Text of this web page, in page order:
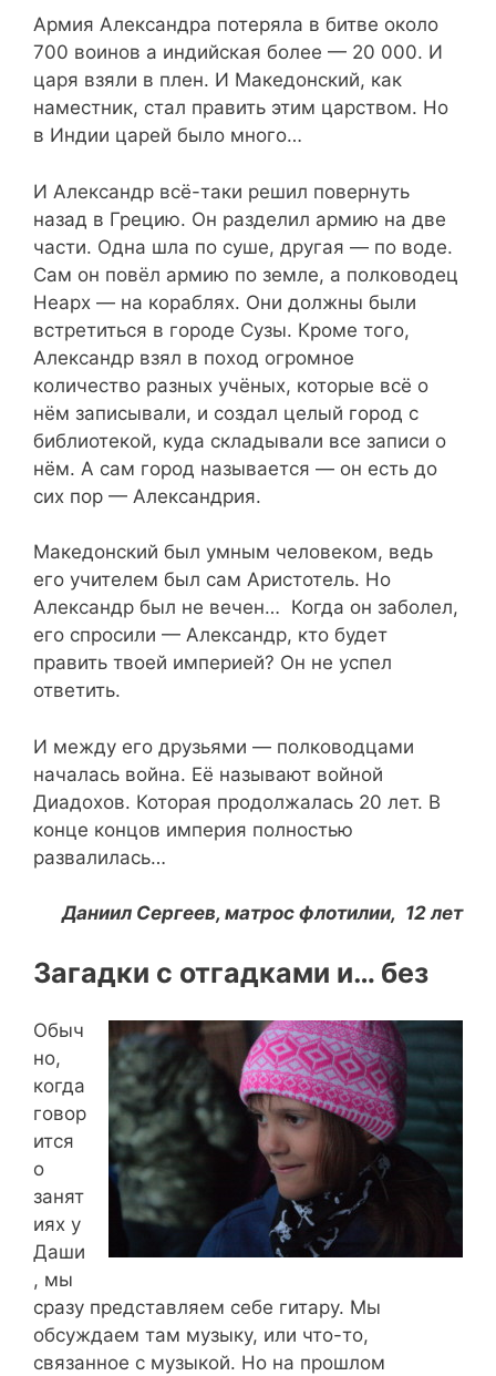
Армия Александра потеряла в битве около
700 воинов а индийская более — 20 000. И
царя взяли в плен. И Македонский, как
наместник, стал править этим царством. Но
в Индии царей было много…
И Александр всё-таки решил повернуть
назад в Грецию. Он разделил армию на две
части. Одна шла по суше, другая — по воде.
Сам он повёл армию по земле, а полководец
Неарх — на кораблях. Они должны были
встретиться в городе Сузы. Кроме того,
Александр взял в поход огромное
количество разных учёных, которые всё о
нём записывали, и создал целый город с
библиотекой, куда складывали все записи о
нём. А сам город называется — он есть до
сих пор — Александрия.
Македонский был умным человеком, ведь
его учителем был сам Аристотель. Но
Александр был не вечен… Когда он заболел,
его спросили — Александр, кто будет
править твоей империей? Он не успел
ответить.
И между его друзьями — полководцами
началась война. Её называют войной
Диадохов. Которая продолжалась 20 лет. В
конце концов империя полностью
развалилась…
Даниил Сергеев, матрос флотилии, 12 лет
Загадки с отгадками и… без
Обыч
но,
когда
говор
ится
о
занят
иях у
Даши
, мы
сразу представляем себе гитару. Мы
обсуждаем там музыку, или что-то,
связанное с музыкой. Но на прошлом